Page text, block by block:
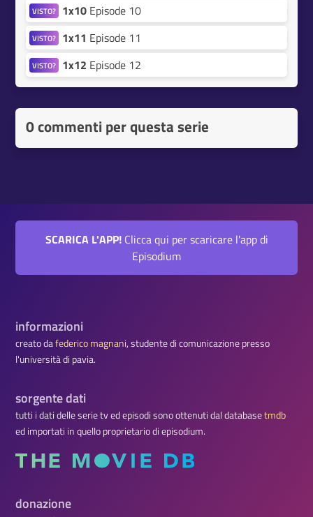
VISTO? 1x10 Episode 10
VISTO? 1x11 Episode 11
VISTO? 1x12 Episode 12
0 commenti per questa serie
SCARICA L'APP!Clicca qui per scaricare l'app di
Episodium
informazioni
creato dafederico magnani, studente di comunicazione presso
l'università di pavia.
sorgente dati
tutti i dati delle serie tv ed episodi sono ottenuti dal databasetmdb
ed importati in quello proprietario di episodium.
donazione